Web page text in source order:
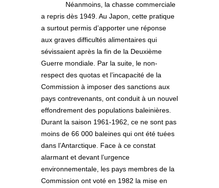
Néanmoins, la chasse commerciale
a repris dès 1949. Au Japon, cette pratique
a surtout permis d’apporter une réponse
aux graves difficultés alimentaires qui
sévissaient après la fin de la Deuxième
Guerre mondiale. Par la suite, le non-
respect des quotas et l’incapacité de la
Commission à imposer des sanctions aux
pays contrevenants, ont conduit à un nouvel
effondrement des populations baleinières.
Durant la saison 1961-1962, ce ne sont pas
moins de 66 000 baleines qui ont été tuées
dans l’Antarctique. Face à ce constat
alarmant et devant l’urgence
environnementale, les pays membres de la
Commission ont voté en 1982 la mise en